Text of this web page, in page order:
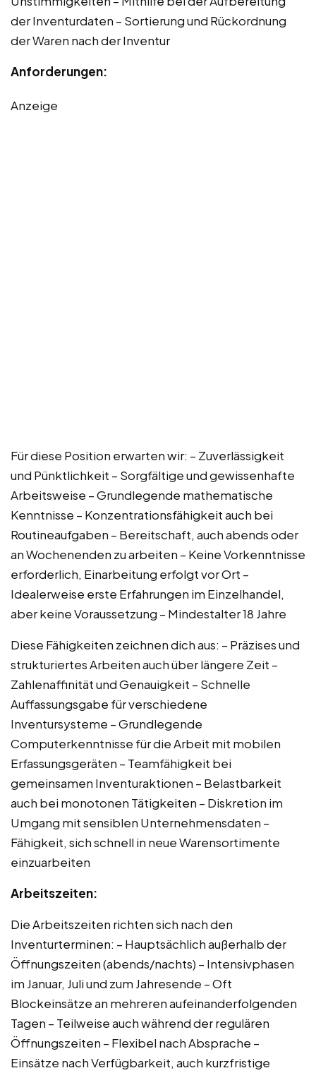
der Inventurdaten – Sortierung und Rückordnung
der Waren nach der Inventur
Anforderungen:
Anzeige
Für diese Position erwarten wir: – Zuverlässigkeit
und Pünktlichkeit – Sorgfältige und gewissenhafte
Arbeitsweise – Grundlegende mathematische
Kenntnisse – Konzentrationsfähigkeit auch bei
Routineaufgaben – Bereitschaft, auch abends oder
an Wochenenden zu arbeiten – Keine Vorkenntnisse
erforderlich, Einarbeitung erfolgt vor Ort –
Idealerweise erste Erfahrungen im Einzelhandel,
aber keine Voraussetzung – Mindestalter 18 Jahre
Diese Fähigkeiten zeichnen dich aus: – Präzises und
strukturiertes Arbeiten auch über längere Zeit –
Zahlenaffinität und Genauigkeit – Schnelle
Auffassungsgabe für verschiedene
Inventursysteme – Grundlegende
Computerkenntnisse für die Arbeit mit mobilen
Erfassungsgeräten – Teamfähigkeit bei
gemeinsamen Inventuraktionen – Belastbarkeit
auch bei monotonen Tätigkeiten – Diskretion im
Umgang mit sensiblen Unternehmensdaten –
Fähigkeit, sich schnell in neue Warensortimente
einzuarbeiten
Arbeitszeiten:
Die Arbeitszeiten richten sich nach den
Inventurterminen: – Hauptsächlich außerhalb der
Öffnungszeiten (abends/nachts) – Intensivphasen
im Januar, Juli und zum Jahresende – Oft
Blockeinsätze an mehreren aufeinanderfolgenden
Tagen – Teilweise auch während der regulären
Öffnungszeiten – Flexibel nach Absprache –
Einsätze nach Verfügbarkeit, auch kurzfristige